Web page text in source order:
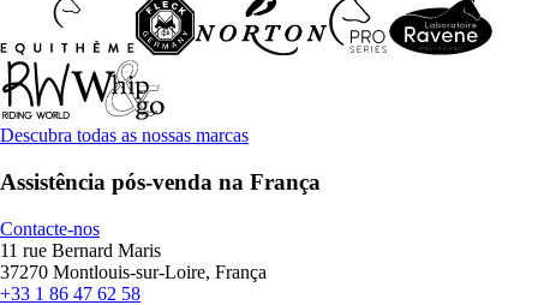
Descubra todas as nossas marcas
Assistência pós-venda na França
Contacte-nos
11 rue Bernard Maris
37270 Montlouis-sur-Loire, França
+33 1 86 47 62 58